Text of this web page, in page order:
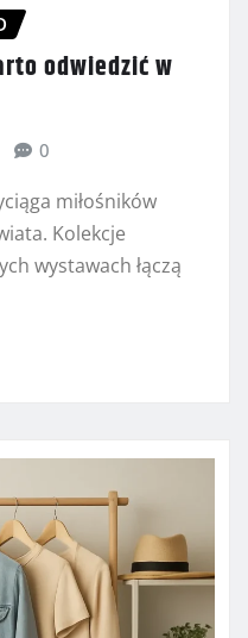
odwiedzić w
0
miłośników
Kolekcje
wystawach łączą